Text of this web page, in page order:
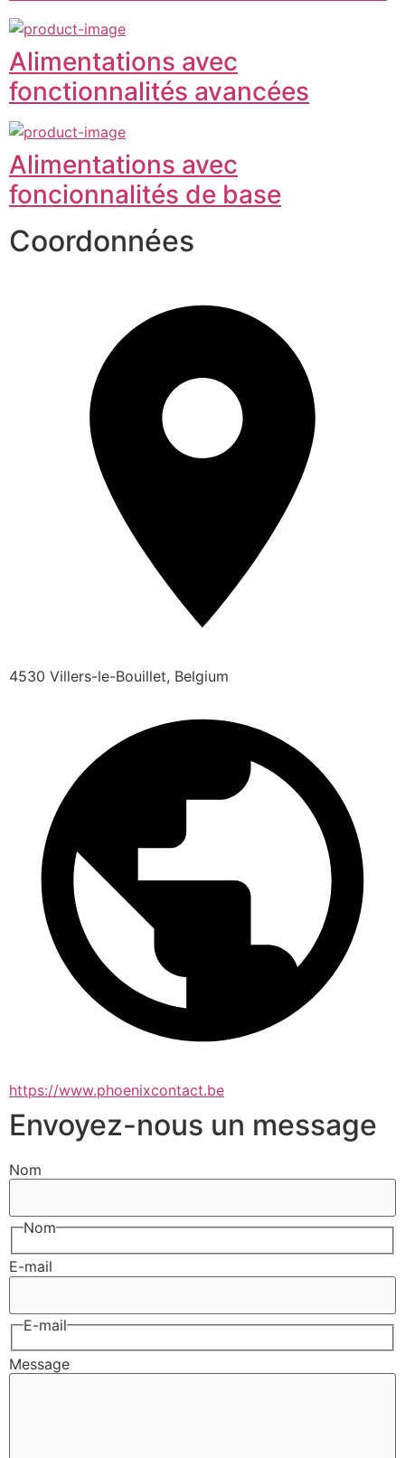
Alimentations avec
fonctionnalités avancées
Alimentations avec
foncionnalités de base
Coordonnées
4530 Villers-le-Bouillet, Belgium
https://www.phoenixcontact.be
Envoyez-nous un message
Nom
Nom
E-mail
E-mail
Message